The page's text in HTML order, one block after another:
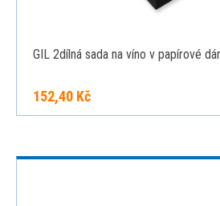
GIL 2dílná sada na víno v papírové
152,40 Kč